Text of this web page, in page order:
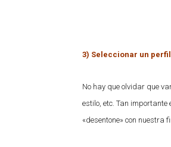
3) Seleccionar un
No hay que olvidar que
estilo, etc. Tan importante
«desentone» con nuestra